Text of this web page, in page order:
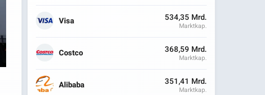
Visa 534,35 Mrd.
Marktkap.
Costco 368,59 Mrd.
Marktkap.
Alibaba 351,41 Mrd.
Marktkap.